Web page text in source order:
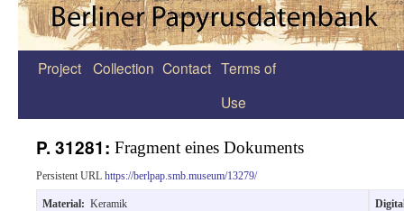
Zum
Project Collection Contact Terms of
Use
P. 31281: Fragment eines Dokuments
Persistent URL https://berlpap.smb.museum/13279/
Material: Keramik